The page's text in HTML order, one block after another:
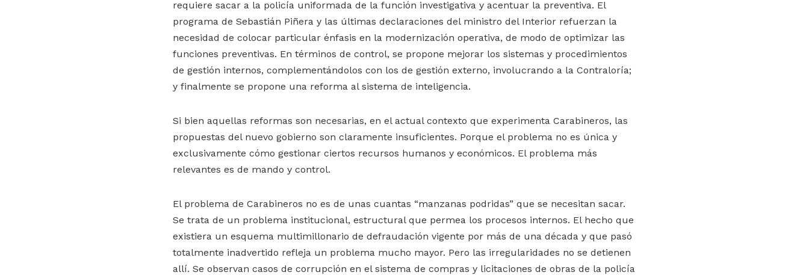
requiere sacar a la policía uniformada de la función investigativa y acentuar la preventiva. El
programa de Sebastián Piñera y las últimas declaraciones del ministro del Interior refuerzan la
necesidad de colocar particular énfasis en la modernización operativa, de modo de optimizar las
funciones preventivas. En términos de control, se propone mejorar los sistemas y procedimientos
de gestión internos, complementándolos con los de gestión externo, involucrando a la Contraloría;
y finalmente se propone una reforma al sistema de inteligencia.
Si bien aquellas reformas son necesarias, en el actual contexto que experimenta Carabineros, las
propuestas del nuevo gobierno son claramente insuficientes. Porque el problema no es única y
exclusivamente cómo gestionar ciertos recursos humanos y económicos. El problema más
relevantes es de mando y control.
El problema de Carabineros no es de unas cuantas “manzanas podridas” que se necesitan sacar.
Se trata de un problema institucional, estructural que permea los procesos internos. El hecho que
existiera un esquema multimillonario de defraudación vigente por más de una década y que pasó
totalmente inadvertido refleja un problema mucho mayor. Pero las irregularidades no se detienen
allí. Se observan casos de corrupción en el sistema de compras y licitaciones de obras de la policía